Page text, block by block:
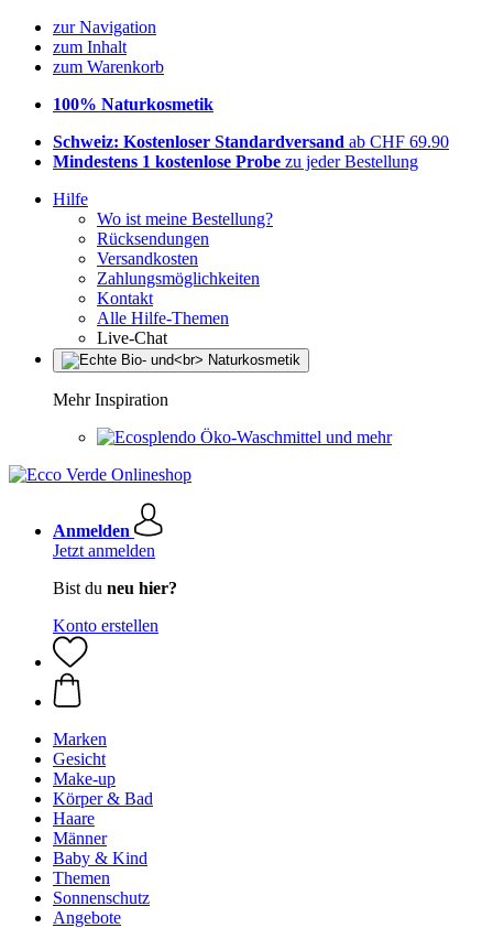
zur Navigation
zum Inhalt
zum Warenkorb
100% Naturkosmetik
Schweiz: Kostenloser Standardversand ab CHF 69.90
Mindestens 1 kostenlose Probe zu jeder Bestellung
Hilfe
Wo ist meine Bestellung?
Rücksendungen
Versandkosten
Zahlungsmöglichkeiten
Kontakt
Alle Hilfe-Themen
Live-Chat
Mehr Inspiration
Öko-Waschmittel und mehr
Anmelden
Jetzt anmelden
Bist du neu hier?
Konto erstellen
Marken
Gesicht
Make-up
Körper & Bad
Haare
Männer
Baby & Kind
Themen
Sonnenschutz
Angebote